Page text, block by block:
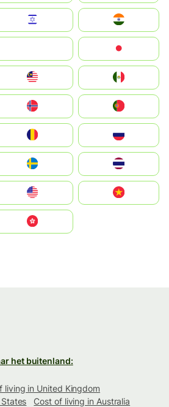
het buitenland:
living in United Kingdom
Cost of living in Australia